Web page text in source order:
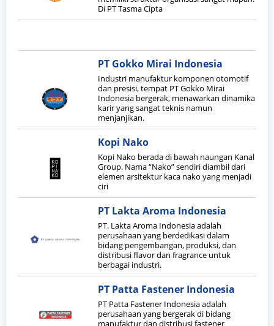
Di PT Tasma Cipta
PT Gokko Mirai Indonesia
Industri manufaktur komponen otomotif
dan presisi, tempat PT Gokko Mirai
Indonesia bergerak, menawarkan dinamika
karir yang sangat teknis namun
menjanjikan.
Kopi Nako
Kopi Nako berada di bawah naungan Kanal
Group. Nama “Nako” sendiri diambil dari
elemen arsitektur kaca nako yang menjadi
ciri
PT Lakta Aroma Indonesia
PT. Lakta Aroma Indonesia adalah
perusahaan yang berdedikasi dalam
bidang pengembangan, produksi, dan
distribusi flavor dan fragrance untuk
berbagai industri.
PT Patta Fastener Indonesia
PT Patta Fastener Indonesia adalah
perusahaan yang bergerak di bidang
manufaktur dan distribusi fastener